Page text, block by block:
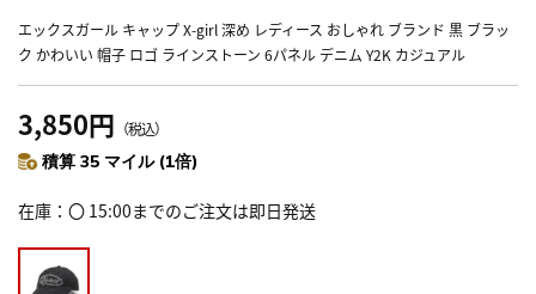
エックスガール キャップ X-girl 深め レディース おしゃれ ブランド 黒 ブラッ
ク かわいい 帽子 ロゴ ラインストーン 6パネル デニム Y2K カジュアル
3,850円 （税込）
積算 35 マイル (1倍)
在庫 〇 15:00までのご注文は即日発送